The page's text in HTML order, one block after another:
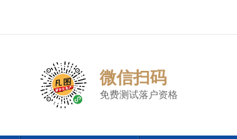
微信扫码
免费测试落户资格